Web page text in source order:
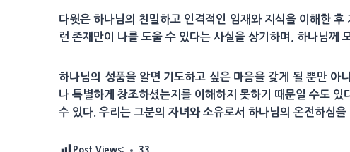
다윗은 하나님의 친밀하고 인격적인 임재와 지식을 이해한
런 존재만이 나를 도울 수 있다는 사실을 상기하며, 하나님께
하나님의 성품을 알면 기도하고 싶은 마음을 갖게 될 뿐만 아
나 특별하게 창조하셨는지를 이해하지 못하기 때문일 수도
수 있다. 우리는 그분의 자녀와 소유로서 하나님의 온전하심